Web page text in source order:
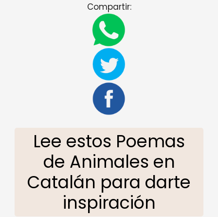
Compartir:
Lee estos Poemas
de Animales en
Catalán para darte
inspiración